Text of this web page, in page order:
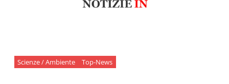
Scienze / Ambiente Top-News